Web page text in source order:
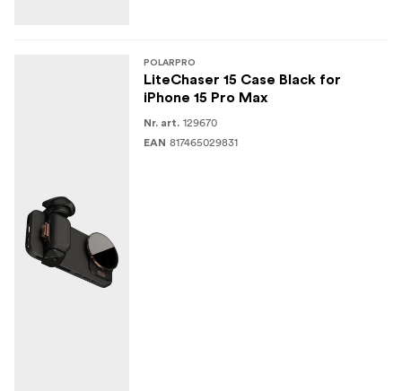
POLARPRO
LiteChaser 15 Case Black for
iPhone 15 Pro Max
Nr. art. 129670
EAN 817465029831